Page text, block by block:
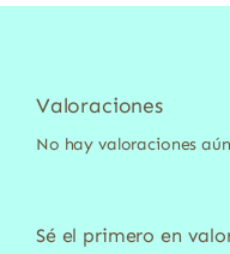
Valoraciones
No hay valoraciones
Sé el primero en